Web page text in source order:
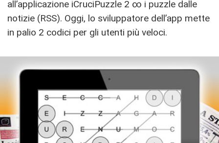
all’applicazione iCruciPuzzle 2 ∞ i puzzle dalle
notizie (RSS). Oggi, lo sviluppatore dell’app mette
in palio 2 codici per gli utenti più veloci.